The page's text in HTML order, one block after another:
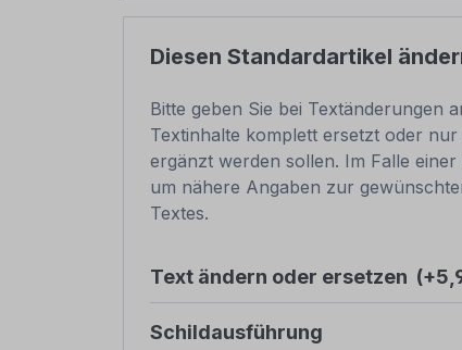
Diesen Standardartikel
Bitte geben Sie bei Textänderungen
Textinhalte komplett ersetzt oder
ergänzt werden sollen. Im Falle
um nähere Angaben zur
Textes.
Text ändern oder ersetzen
Schildausführung